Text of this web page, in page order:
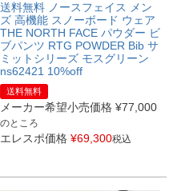
送料無料 ノースフェイス メン
ズ 高機能 スノーボード ウェア
THE NORTH FACE パウダー ビ
ブパンツ RTG POWDER Bib サ
ミットシリーズ モスグリーン
ns62421 10%off
送料無料
メーカー希望小売価格 ¥77,000
のところ
エレスポ価格 ¥69,300税込